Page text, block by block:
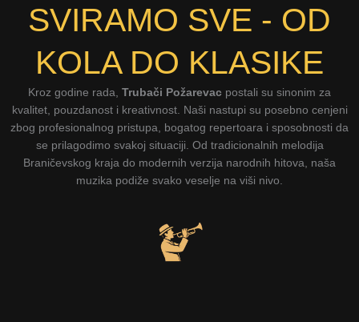
SVIRAMO SVE - OD
KOLA DO KLASIKE
Kroz godine rada, Trubači Požarevac postali su sinonim za
kvalitet, pouzdanost i kreativnost. Naši nastupi su posebno cenjeni
zbog profesionalnog pristupa, bogatog repertoara i sposobnosti da
se prilagodimo svakoj situaciji. Od tradicionalnih melodija
Braničevskog kraja do modernih verzija narodnih hitova, naša
muzika podiže svako veselje na viši nivo.